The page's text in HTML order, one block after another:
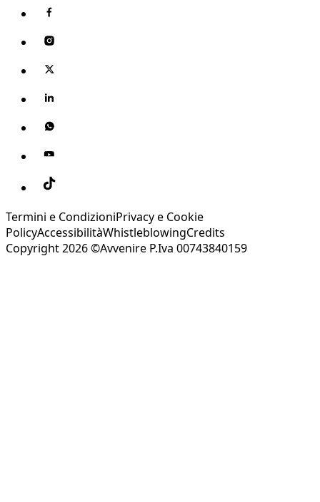
Termini e CondizioniPrivacy e Cookie
PolicyAccessibilitàWhistleblowingCredits
Copyright 2026 ©Avvenire P.Iva 00743840159